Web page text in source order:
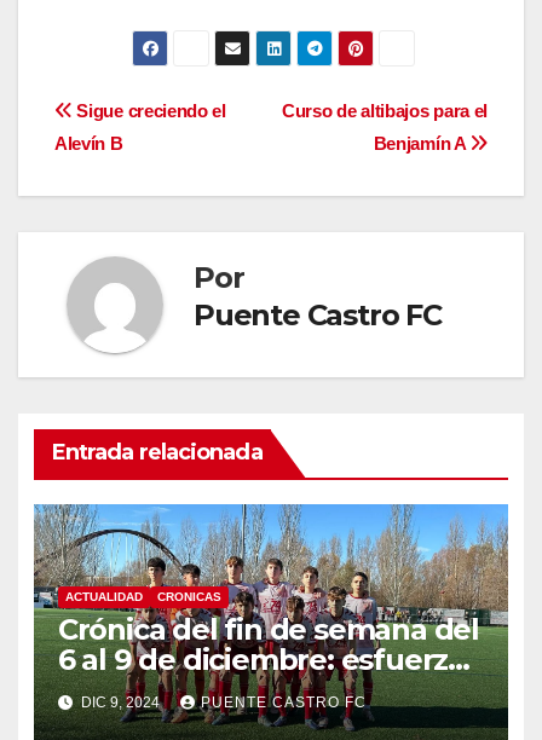
Navegación
Curso de altibajos para el
Benjamín A
Sigue creciendo el
Alevín B
Por
Puente Castro FC
Entrada relacionada
ACTUALIDAD CRONICAS
Crónica del fin de semana del
6 al 9 de diciembre: esfuerzo
y aprendizaje en una jornada
atípica
DIC 9, 2024 PUENTE CASTRO FC